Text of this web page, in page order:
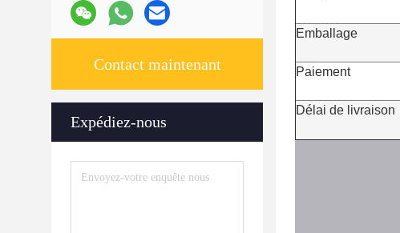
Contact maintenant
Expédiez-nous
Emballage
Paiement
Délai de livraison